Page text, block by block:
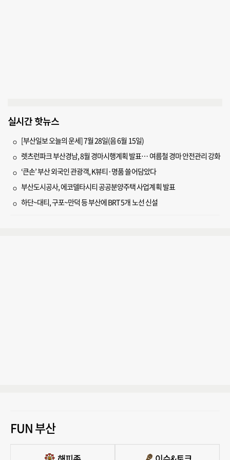
실시간 핫뉴스
[부산일보 오늘의 운세] 7월 28일(음 6월 15일)
렛츠런파크 부산경남, 8월 경마시행계획 발표… 여름철 경마 안전관리 강화
‘큰손’ 부산 외국인 관광객, K뷰티·명품 쓸어담았다
부산도시공사, 에코델타시티 공공분양주택 사업계획 발표
하단~대티, 구포~만덕 등 부산에 BRT 5개 노선 신설
FUN 부산